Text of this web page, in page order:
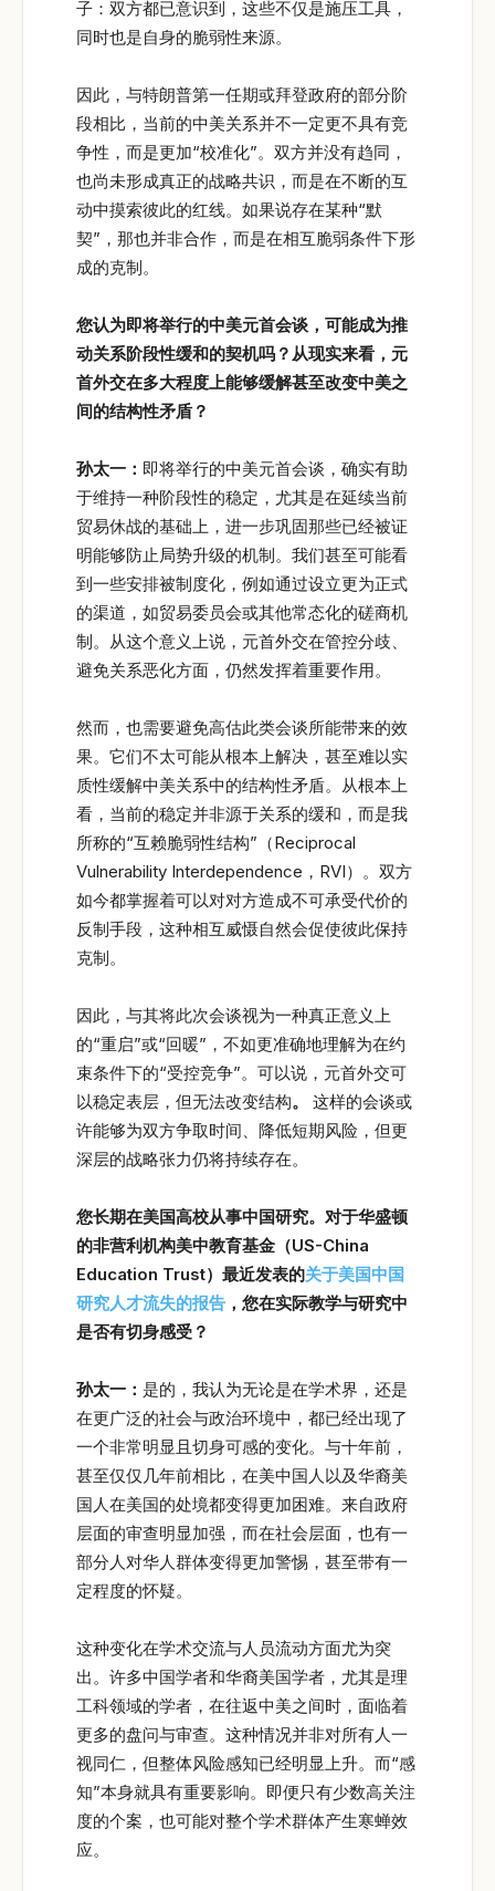
子：双方都已意识到，这些不仅是施压工具，
同时也是自身的脆弱性来源。
因此，与特朗普第一任期或拜登政府的部分阶
段相比，当前的中美关系并不一定更不具有竞
争性，而是更加“校准化”。双方并没有趋同，
也尚未形成真正的战略共识，而是在不断的互
动中摸索彼此的红线。如果说存在某种“默
契”，那也并非合作，而是在相互脆弱条件下形
成的克制。
您认为即将举行的中美元首会谈，可能成为推
动关系阶段性缓和的契机吗？从现实来看，元
首外交在多大程度上能够缓解甚至改变中美之
间的结构性矛盾？
孙太一： 即将举行的中美元首会谈，确实有助
于维持一种阶段性的稳定，尤其是在延续当前
贸易休战的基础上，进一步巩固那些已经被证
明能够防止局势升级的机制。我们甚至可能看
到一些安排被制度化，例如通过设立更为正式
的渠道，如贸易委员会或其他常态化的磋商机
制。从这个意义上说，元首外交在管控分歧、
避免关系恶化方面，仍然发挥着重要作用。
然而，也需要避免高估此类会谈所能带来的效
果。它们不太可能从根本上解决，甚至难以实
质性缓解中美关系中的结构性矛盾。从根本上
看，当前的稳定并非源于关系的缓和，而是我
所称的“互赖脆弱性结构”（Reciprocal
Vulnerability Interdependence，RVI）。双方
如今都掌握着可以对对方造成不可承受代价的
反制手段，这种相互威慑自然会促使彼此保持
克制。
因此，与其将此次会谈视为一种真正意义上
的“重启”或“回暖”，不如更准确地理解为在约
束条件下的“受控竞争”。可以说，元首外交可
以稳定表层，但无法改变结构。
这样的会谈或
许能够为双方争取时间、降低短期风险，但更
深层的战略张力仍将持续存在。
您长期在美国高校从事中国研究。对于华盛顿
的非营利机构美中教育基金（US-China
Education Trust）最近发表的关于美国中国
研究人才流失的报告 ，您在实际教学与研究中
是否有切身感受？
孙太一： 是的，我认为无论是在学术界，还是
在更广泛的社会与政治环境中，都已经出现了
一个非常明显且切身可感的变化。与十年前，
甚至仅仅几年前相比，在美中国人以及华裔美
国人在美国的处境都变得更加困难。来自政府
层面的审查明显加强，而在社会层面，也有一
部分人对华人群体变得更加警惕，甚至带有一
定程度的怀疑。
这种变化在学术交流与人员流动方面尤为突
出。许多中国学者和华裔美国学者，尤其是理
工科领域的学者，在往返中美之间时，面临着
更多的盘问与审查。这种情况并非对所有人一
视同仁，但整体风险感知已经明显上升。而“感
知”本身就具有重要影响。即便只有少数高关注
度的个案，也可能对整个学术群体产生寒蝉效
应。